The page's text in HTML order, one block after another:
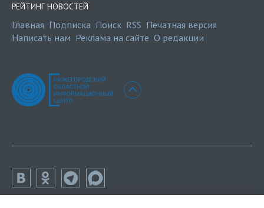
РЕЙТИНГ НОВОСТЕЙ
Главная Подписка Поиск RSS Печатная версия
Написать нам Реклама на сайте О редакции